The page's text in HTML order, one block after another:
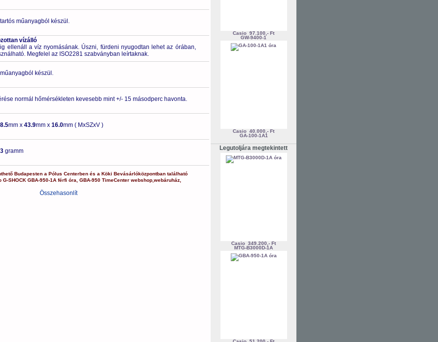
műanyagból készül.
vízálló
ellenáll a víz nyomásának. Úszni, fürdeni nyugodtan lehet az órában,
Megfelel az ISO2281 szabványban leírtaknak.
készül.
normál hőmérsékleten kevesebb mint +/- 15 másodperc havonta.
mm x 43.9mm x 16.0mm ( MxSZxV )
gramm
Budapesten a Pólus Centerbenés a Köki Bevásárlóközpontbantalálható
G-SHOCK GBA-950-1A férfi óra GBA-950 TimeCenter webshop, webáruház,
Összehasonlít
Casio 97.100,- Ft
GW-9400-1
Casio 40.000,- Ft
GA-100-1A1
Legutoljára megtekintett
Casio 349.200,- Ft
MTG-B3000D-1A